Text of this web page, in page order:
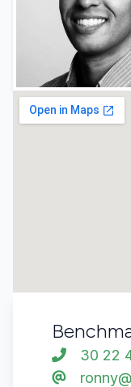
30 22